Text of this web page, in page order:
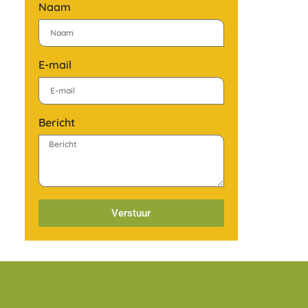
Naam
E-mail
Bericht
Verstuur